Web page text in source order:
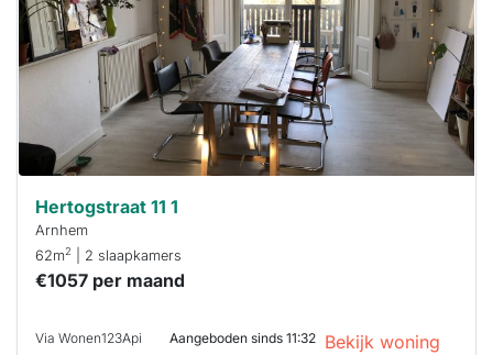
minuten
reageren.
Stekkies helpt
je hierbij!
Hertogstraat 11 1
Arnhem
62m2 | 2 slaapkamers
€1057 per maand
Via Wonen123Api Aangeboden sinds 11:32 Bekijk woning